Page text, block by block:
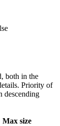
both in the
Priority of
descending
Max size